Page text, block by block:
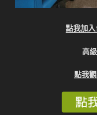
點我加
高
點我